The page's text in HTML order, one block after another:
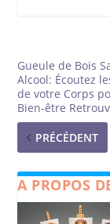
Gueule de Bois
Alcool: Écoutez
de votre Corps
Bien-être
PRÉCÉDENT
A PROPOS